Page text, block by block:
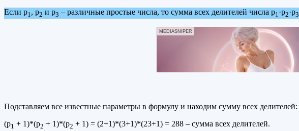
Если р1 , р2 и р3 – различные простые числа, то сумма всех делителей числа р1 ·р2·р3
MEDIASNIPER
Подставляем все известные параметры в формулу и находим сумму всех делителей:
(р1 + 1)*(р2 + 1)*(р2 + 1) = (2+1)*(3+1)*(23+1) = 288 – сумма всех делителей.